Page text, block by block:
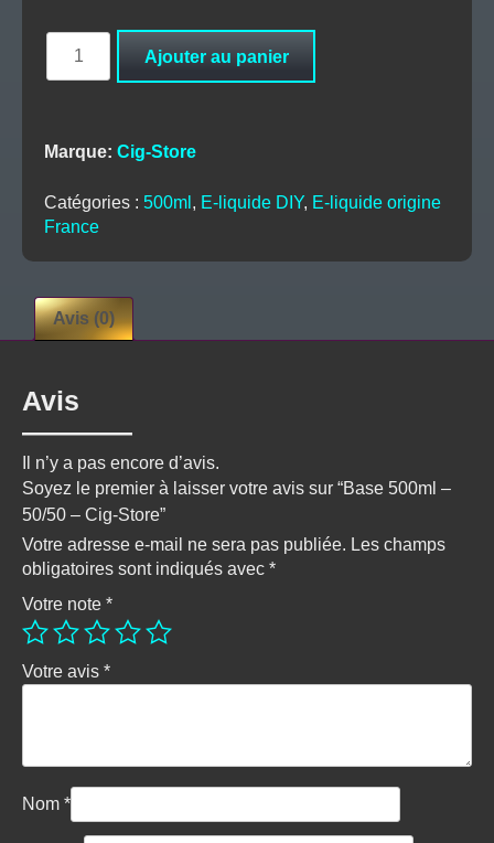
50/50
Cig-
Store
Ajouter au panier
Marque: Cig-Store
Catégories : 500ml , E-liquide DIY, E-liquide origine
France
Avis (0)
Avis
Il n’y a pas encore d’avis.
Soyez le premier à laisser votre avis sur “Base 500ml –
50/50 – Cig-Store”
Votre adresse e-mail ne sera pas publiée. Les champs
obligatoires sont indiqués avec *
Votre note *
Votre avis *
Nom *